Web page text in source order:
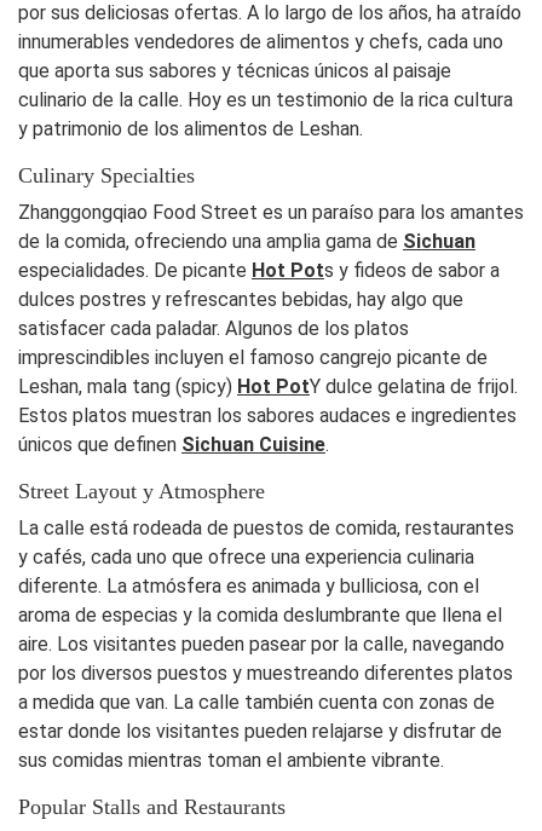
por sus deliciosas ofertas. A lo largo de los años, ha atraído
innumerables vendedores de alimentos y chefs, cada uno
que aporta sus sabores y técnicas únicos al paisaje
culinario de la calle. Hoy es un testimonio de la rica cultura
y patrimonio de los alimentos de Leshan.
Culinary Specialties
Zhanggongqiao Food Street es un paraíso para los amantes
de la comida, ofreciendo una amplia gama de Sichuan
especialidades. De picante Hot Pots y fideos de sabor a
dulces postres y refrescantes bebidas, hay algo que
satisfacer cada paladar. Algunos de los platos
imprescindibles incluyen el famoso cangrejo picante de
Leshan, mala tang (spicy) Hot PotY dulce gelatina de frijol.
Estos platos muestran los sabores audaces e ingredientes
únicos que definen Sichuan Cuisine.
Street Layout y Atmosphere
La calle está rodeada de puestos de comida, restaurantes
y cafés, cada uno que ofrece una experiencia culinaria
diferente. La atmósfera es animada y bulliciosa, con el
aroma de especias y la comida deslumbrante que llena el
aire. Los visitantes pueden pasear por la calle, navegando
por los diversos puestos y muestreando diferentes platos
a medida que van. La calle también cuenta con zonas de
estar donde los visitantes pueden relajarse y disfrutar de
sus comidas mientras toman el ambiente vibrante.
Popular Stalls and Restaurants